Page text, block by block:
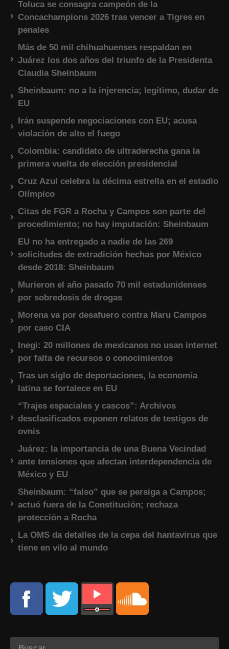
Toluca se consagra campeón de la
Concachampions 2026 tras vencer a Tigres en
penales
Más de 50 mil chihuahuenses respaldan en
Juárez los dos años del triunfo de la Presidenta
Claudia Sheinbaum
Sheinbaum: no a la injerencia; legítimo, dudar de
EU
Irán suspende negociaciones con EU; acusa
violación de alto el fuego
Colombia: candidato de ultraderecha gana la
primera vuelta de elección presidencial
Cruz Azul celebra la décima estrella en el estadio
Olímpico
Citas de FGR a Rocha y Campos son parte del
procedimiento; no hay imputación: Sheinbaum
EU no ha entregado a nadie de las 269
solicitudes de extradición hechas por México
desde 2018: Sheinbaum
Murieron el año pasado 70 mil estadunidenses
por sobredosis de drogas
Morena va por desafuero contra Maru Campos
por caso CIA
Inegi: 20 millones de mexicanos no usan internet
por falta de recursos o conocimientos
Tras un siglo de deportaciones, la economía
latina se fortalece en EU
“Trajes espaciales y cascos”: Archivos
desclasificados exponen relatos de testigos de
ovnis
Juárez: la importancia de una Buena Vecindad
ante tensiones que afectan interdependencia de
México y EU
Sheinbaum: “falso” que se persiga a Campos;
actuó fuera de la Constitución; rechaza
protección a Rocha
La OMS da detalles de la cepa del hantavirus que
tiene en vilo al mundo